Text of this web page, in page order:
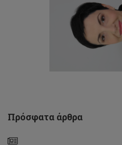
Πρόσφατα άρθρα
εορτασμό
Ευρωπαϊκής
Μέρας
Γλωσσών
Βιβλιοθήκη
του